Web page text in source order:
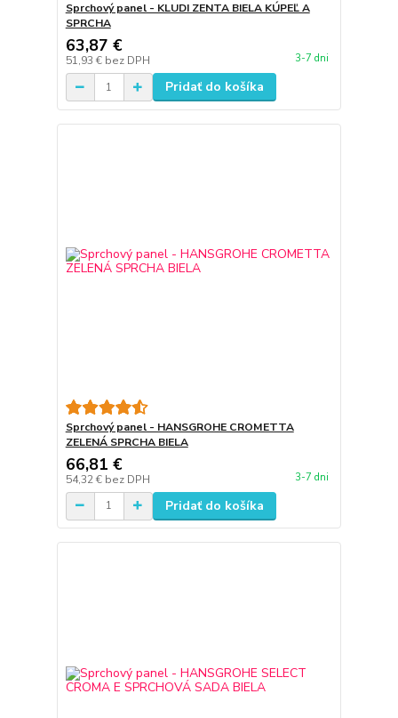
Sprchový panel - KLUDI ZENTA BIELA KÚPEĽ A
SPRCHA
63,87 €
51,93 € bez DPH 3-7 dni
Pridať do košíka
Sprchový panel - HANSGROHE CROMETTA
ZELENÁ SPRCHA BIELA
66,81 €
54,32 € bez DPH 3-7 dni
Pridať do košíka